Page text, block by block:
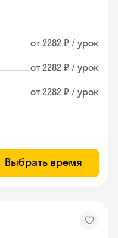
от 2282 ₽ / урок
от 2282 ₽ / урок
от 2282 ₽ / урок
Выбрать время